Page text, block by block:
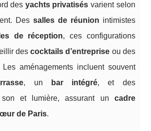
des yachts privatisés varient selon
Des salles de réunion intimistes
de réception, ces configurations
descocktails d’entreprise ou des
Les aménagements incluent souvent
, un bar intégré, et des
son et lumière, assurant un cadre
de Paris.